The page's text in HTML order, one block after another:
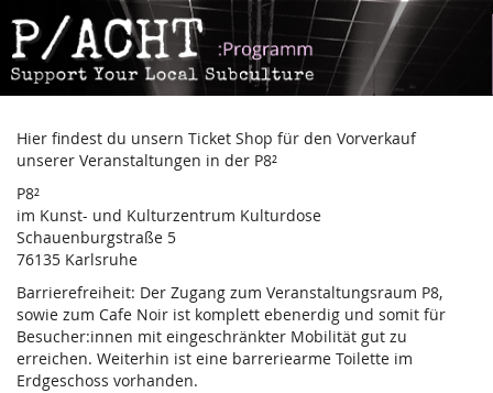
Zum
Haupt-
Inhalt
springen
P-
Acht
Hier findest du unsern Ticket Shop für den Vorverkauf
unserer Veranstaltungen in der P8²
P8²
im Kunst- und Kulturzentrum Kulturdose
Schauenburgstraße 5
76135 Karlsruhe
Barrierefreiheit: Der Zugang zum Veranstaltungsraum P8,
sowie zum Cafe Noir ist komplett ebenerdig und somit für
Besucher:innen mit eingeschränkter Mobilität gut zu
erreichen. Weiterhin ist eine barreriearme Toilette im
Erdgeschoss vorhanden.